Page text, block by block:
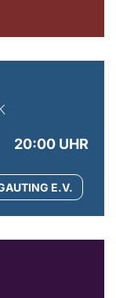
20:00 UHR
E.V.